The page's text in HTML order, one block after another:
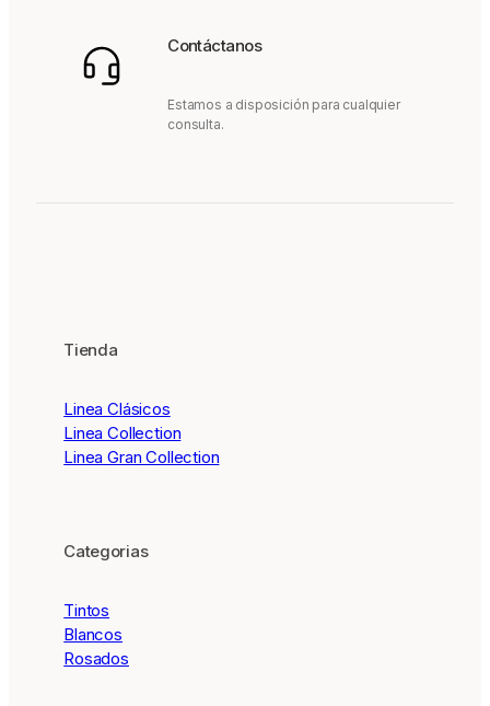
Contáctanos
Estamos a disposición para cualquier
consulta.
Tienda
Linea Clásicos
Linea Collection
Linea Gran Collection
Categorias
Tintos
Blancos
Rosados